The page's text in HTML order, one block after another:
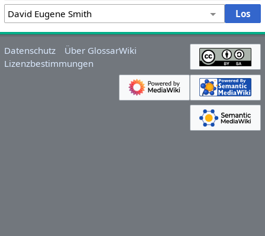
Datenschutz
Über GlossarWiki
Lizenzbestimmungen